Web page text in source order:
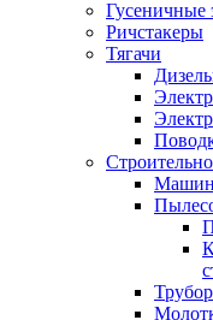
Гусеничные
Ричстакеры
Тягачи